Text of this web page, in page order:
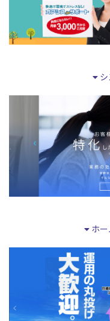
シ
ホー